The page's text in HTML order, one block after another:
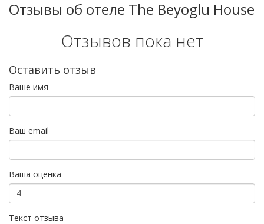
Отзывы об отеле The Beyoglu House
Отзывов пока нет
Оставить отзыв
Ваше имя
Ваш email
Ваша оценка
Текст отзыва